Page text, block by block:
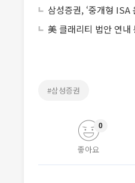
삼성증권, ‘중개형 ISA
美 클래리티 법안 연
#삼성증권
좋아요
0